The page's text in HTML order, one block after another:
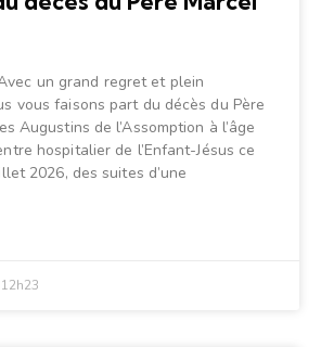
un grand regret et plein
vous faisons part du décès du Père
Augustins de l’Assomption à l’âge
hospitalier de l’Enfant-Jésus ce
2026, des suites d’une
12h23